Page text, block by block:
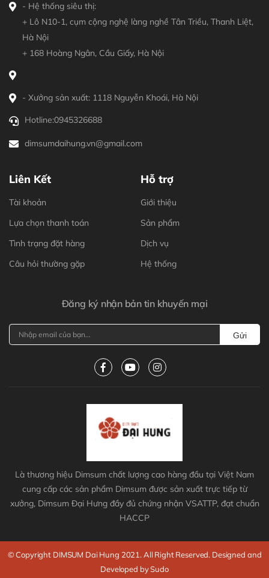
- Hệ thống siêu thị:
+ Lô N10-1, cụm cộng nghệ làng nghề Tân Triều, Thanh Liệt,
Hà Nội
+ 168 Hoàng Ngân, Cầu Giấy, Hà Nội
- Xưởng sản xuất: 1118 Nguyễn Khoái, Hà Nội
Hotline:0945326688
dimsumdaihung.vn@gmail.com
Liên Kết
Tài khoản
Lựa chọn thanh toán
Tình trạng đặt hàng
Câu hỏi thường gặp
Hỗ trợ
Giới thiệu
Sản phẩm
Dịch vụ
Hệ thống
Đăng ký nhận bản tin khuyến mại
Gửi
Là thương hiệu Dimsum chất lượng cao hàng đầu tại Việt Nam
cung cấp các sản phẩm Dimsum được sản xuất trực tiếp từ
xưởng, Dimsum Đại Hưng đầy đủ chứng nhận VSATTP, đạt chuẩn
HACCP
© Copyright DIMSUM Dai Hung 2021. All Right Reserved. Designed and
Developed by Sudo